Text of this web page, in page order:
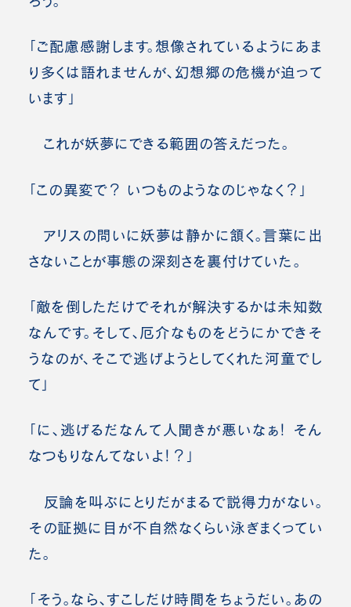
「ご配慮感謝します。想像されているようにあま
り多くは語れませんが、幻想郷の危機が迫って
います」
これが妖夢にできる範囲の答えだった。
「この異変で？ いつものようなのじゃなく？」
アリスの問いに妖夢は静かに頷く。言葉に出
さないことが事態の深刻さを裏付けていた。
「敵を倒しただけでそれが解決するかは未知数
なんです。そして、厄介なものをどうにかできそ
うなのが、そこで逃げようとしてくれた河童でし
て」
「に、逃げるだなんて人聞きが悪いなぁ！ そん
なつもりなんてないよ！？」
反論を叫ぶにとりだがまるで説得力がない。
その証拠に目が不自然なくらい泳ぎまくってい
た。
「そう。なら、すこしだけ時間をちょうだい。あの